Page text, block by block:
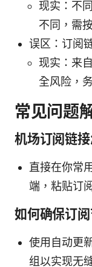
现实：不
不同，需
误区：订阅
现实：来
全风险，
常见问题
机场订阅链
直接在你常
端，粘贴订
如何确保订
使用自动更
组以实现无